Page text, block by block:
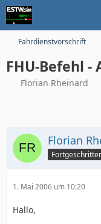
Fahrdienstvorschrift
FHU-Befehl -
Florian Rheinard
Florian
1. Mai 2006 um 10:20
Hallo,